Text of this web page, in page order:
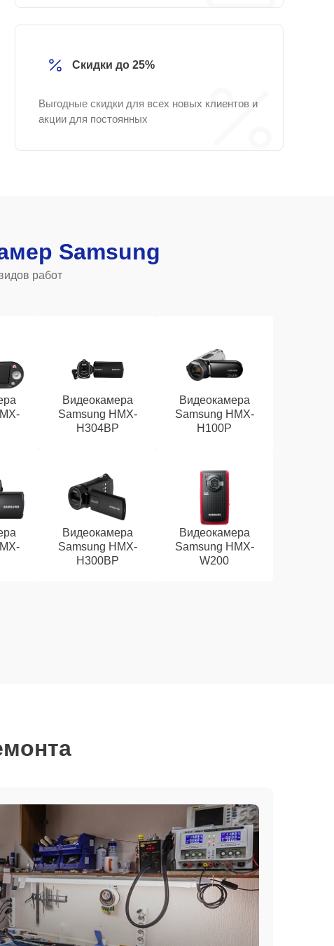
Скидки до 25%
Выгодные скидки для всех новых клиентов и
акции для постоянных
Samsung
работ
Видеокамера
Samsung HMX-
H304BP
Видеокамера
Samsung HMX-
H100P
Видеокамера
Samsung HMX-
H300BP
Видеокамера
Samsung HMX-
W200